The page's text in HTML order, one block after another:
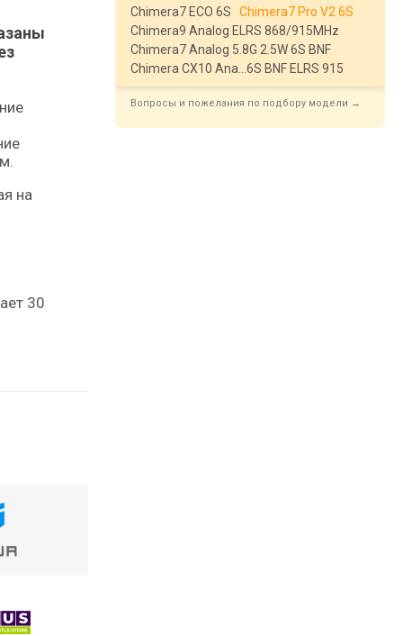
на
30
Chimera7 ECO 6S
Chimera7 Pro V2 6S
Chimera9 Analog ELRS 868/915MHz
Chimera7 Analog 5.8G 2.5W 6S BNF
Chimera CX10 Ana…6S BNF ELRS 915
Вопросы и пожелания по подбору модели →